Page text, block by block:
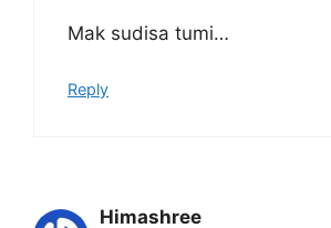
Mak sudisa tumi…
Reply
Himashree